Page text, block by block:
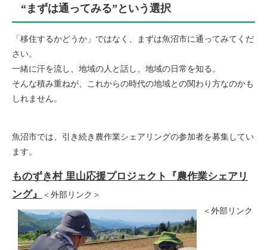
“まずは通ってみる”という選択
「移住するかどうか」ではなく、まずは魚沼市に通ってみてくだ
さい。
一緒に汗を流し、地域の人と話し、地域の日常を知る。
そんな積み重ねが、これからの時代の地域との関わり方なのかも
しれません。
魚沼市では、引き続き農作業シェアリングの参加者を募集してい
ます。
ものずき村 里山応援プロジェクト『農作業シェアリ
ング』
＜外部リンク＞
＜外部リンク